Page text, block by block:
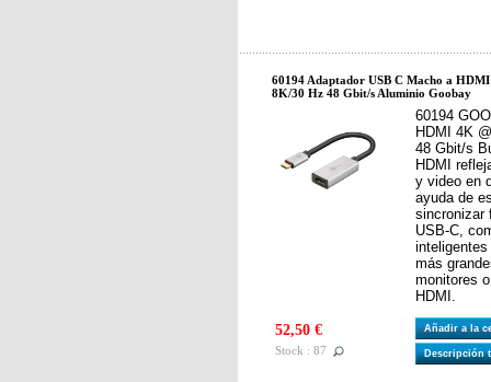
60194 Adaptador USB C Macho a
8K/30 Hz 48 Gbit/s Aluminio Goobay
60194
HDMI 4K
48 Gbit/s
HDMI
y video en
ayuda de
sincronizar
USB-C,
más
monitores
HDMI.
52,50 €
Stock : 87
Añadir a la
Descripción